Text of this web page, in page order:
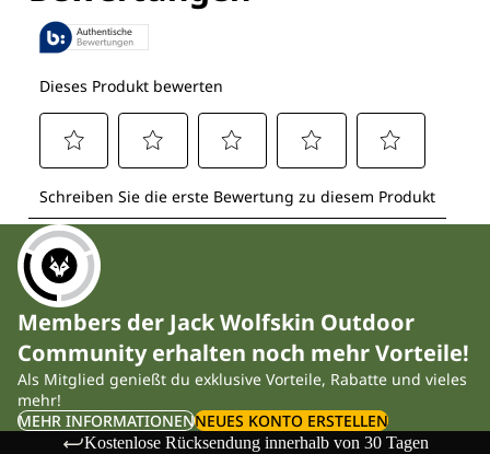
Members der Jack Wolfskin Outdoor
Community erhalten noch mehr Vorteile!
Als Mitglied genießt du exklusive Vorteile, Rabatte und vieles
mehr!
MEHR INFORMATIONENNEUES KONTO ERSTELLEN
Kostenlose Rücksendung innerhalb von 30 Tagen